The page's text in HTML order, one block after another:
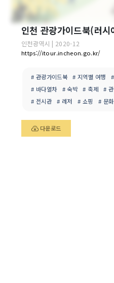
인천 관광가이드북(러시
인천광역시 | 2020-12
https://itour.incheon.go.kr/
# 관광가이드북 # 지역별 여행
# 바다열차
# 숙박 # 축제 #
# 전시관
# 레저 # 쇼핑 # 문화
다운로드